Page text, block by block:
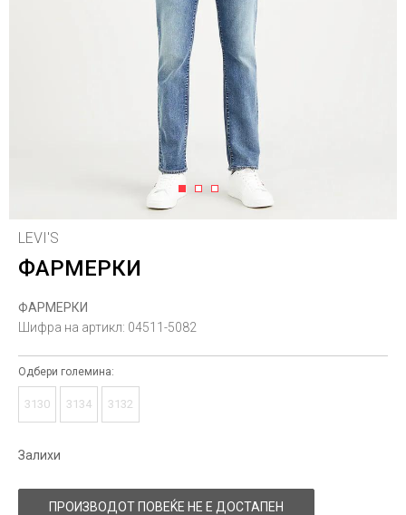
1 2 3
LEVI'S
ФАРМЕРКИ
ФАРМЕРКИ
Шифра на артикл: 04511-5082
Одбери големина:
3130 3134 3132
Залихи
ПРОИЗВОДОТ ПОВЕЌЕ НЕ Е ДОСТАПЕН